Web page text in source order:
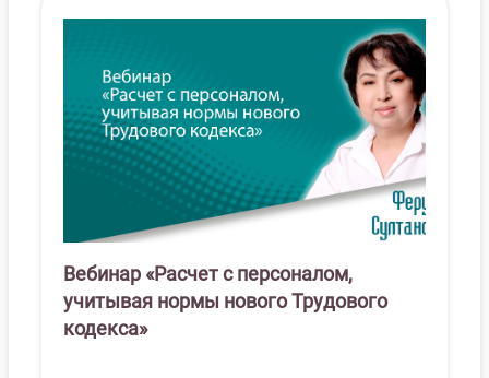
Вебинар «Расчет с персоналом,
учитывая нормы нового Трудового
кодекса»